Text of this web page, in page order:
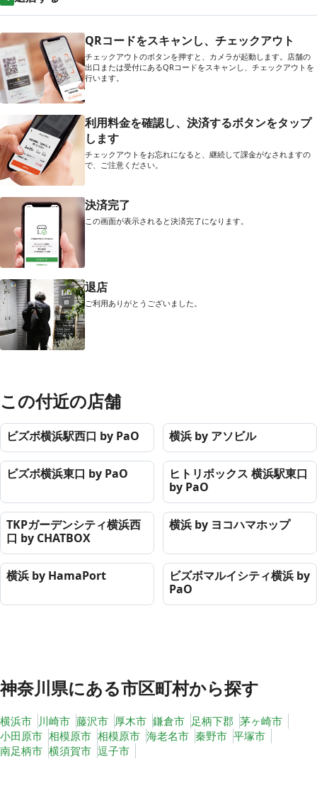
QRコードをスキャンし、チェックアウト
チェックアウトのボタンを押すと、カメラが起動します。店舗の
出口または受付にあるQRコードをスキャンし、チェックアウトを
行います。
利用料金を確認し、決済するボタンをタップ
します
チェックアウトをお忘れになると、継続して課金がなされますの
で、ご注意ください。
決済完了
この画面が表示されると決済完了になります。
退店
ご利用ありがとうございました。
この付近の店舗
ビズボ横浜駅西口 by PaO 横浜 by アソビル
ビズボ横浜東口 by PaO
ヒトリボックス 横浜駅東口
by PaO
TKPガーデンシティ横浜西
口 by CHATBOX
横浜 by ヨコハマホップ
横浜 by HamaPort
ビズボマルイシティ横浜 by
PaO
神奈川県にある市区町村から探す
横浜市 川崎市 藤沢市 厚木市 鎌倉市 足柄下郡 茅ヶ崎市
小田原市 相模原市 相模原市 海老名市 秦野市 平塚市
南足柄市 横須賀市 逗子市